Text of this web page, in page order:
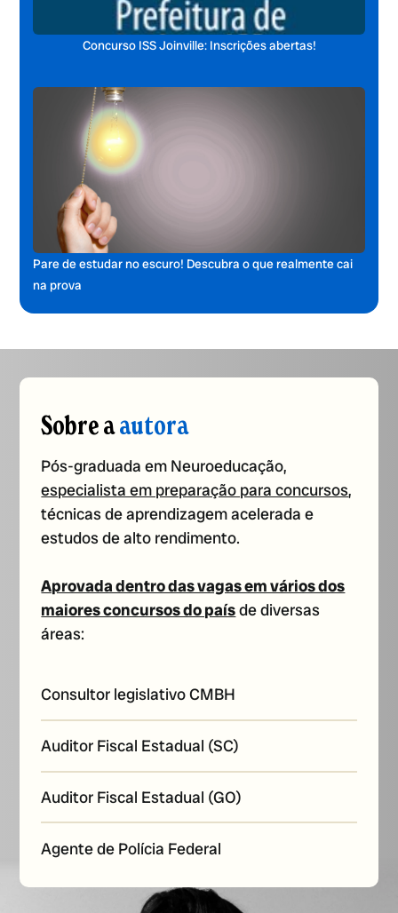
Concurso ISS Joinville: Inscrições abertas!
Pare de estudar no escuro! Descubra o que realmente cai
na prova
Sobre aautora
Pós-graduada em Neuroeducação,
especialista em preparação para concursos,
técnicas de aprendizagem acelerada e
estudos de alto rendimento.
Aprovada dentro das vagas em vários dos
maiores concursos do paísde diversas
áreas:
Consultor legislativo CMBH
Auditor Fiscal Estadual (SC)
Auditor Fiscal Estadual (GO)
Agente de Polícia Federal